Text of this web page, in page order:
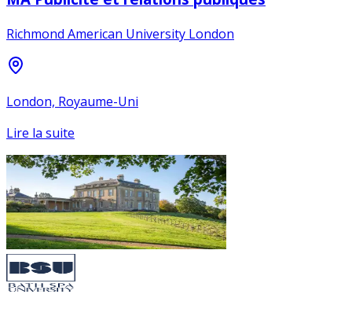
Richmond American University London
London, Royaume-Uni
Lire la suite